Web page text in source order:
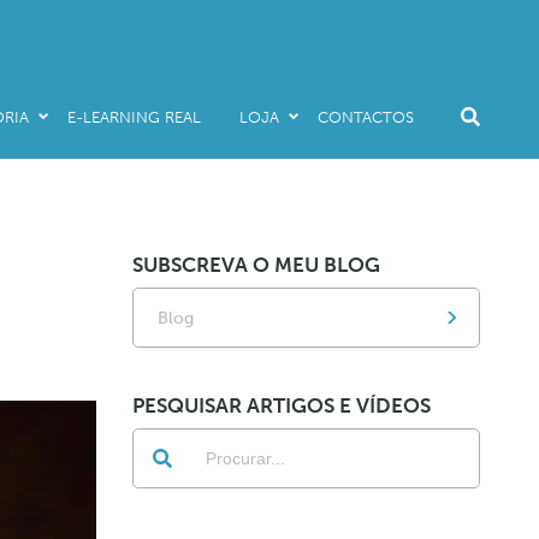
E-LEARNING REAL LOJA
Livros
Promo Packs
CONTACTOS
SUBSCREVA O MEU BLOG
Blog
PESQUISAR ARTIGOS E VÍDEOS